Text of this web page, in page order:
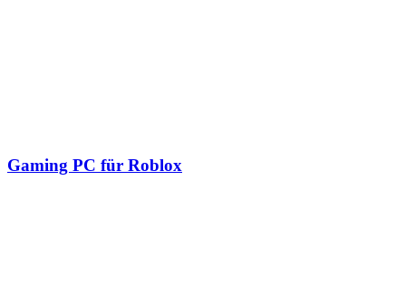
Gaming PC für Roblox